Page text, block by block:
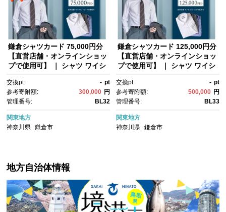
鎌倉シャツカード 75,000円分
【直営店舗・オンラインショッ
プで使用可】 ｜ シャツ ワイシ
気 おすすめ ギフトカード 紳士
服 レディースシャツ カジュア
ルシャツ ビジネスシャツ 贈答
用 送料無料 神奈川 鎌倉
交換pt: - pt
参考寄附額:
300,000 円
管理番号:
BL32
関東地方
神奈川県
鎌倉市
鎌倉シャツカード 125,000円分
【直営店舗・オンラインショッ
プで使用可】 ｜ シャツ ワイシ
気 おすすめ ギフトカード 紳士
服 レディースシャツ カジュア
ルシャツ ビジネスシャツ 贈答
用 送料無料 神奈川 鎌倉
交換pt: - pt
参考寄附額:
500,000 円
管理番号:
BL33
関東地方
神奈川県 鎌倉市
地方自治体情報